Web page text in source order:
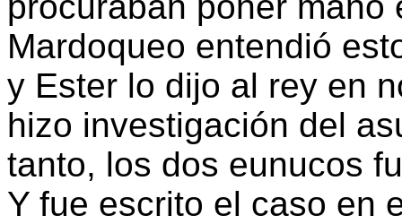
Mardoqueo entendió
y Ester lo dijo al rey en
hizo investigación del
tanto, los dos eunucos
Y fue escrito el caso en